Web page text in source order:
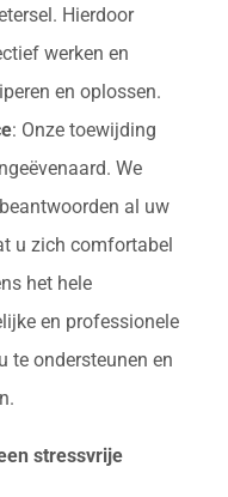
Hierdoor
werken en
en oplossen.
: Onze toewijding
We
al uw
u zich comfortabel
het hele
en professionele
te ondersteunen en
stressvrije